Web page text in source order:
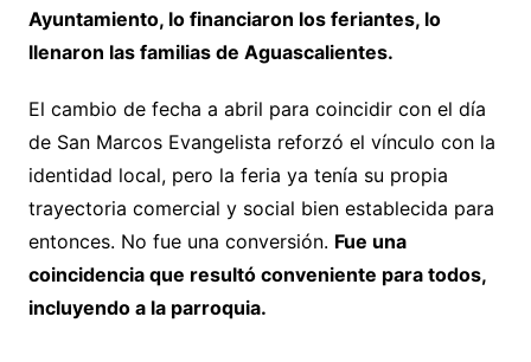
Ayuntamiento, lo financiaron los feriantes, lo
llenaron las familias de Aguascalientes.
El cambio de fecha a abril para coincidir con el día
de San Marcos Evangelista reforzó el vínculo con la
identidad local, pero la feria ya tenía su propia
trayectoria comercial y social bien establecida para
entonces. No fue una conversión. Fue una
coincidencia que resultó conveniente para todos,
incluyendo a la parroquia.